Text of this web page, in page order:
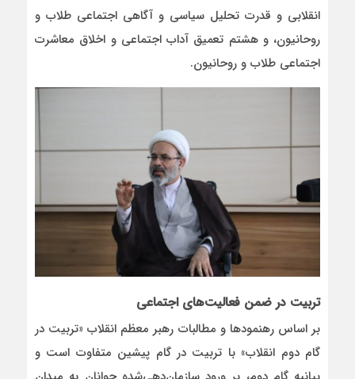
انقلابی و قدرت تحلیل سیاسی و آگاهی‌ اجتماعی طلاب و
روحانیون، و هشتم تعمیق آداب اجتماعی و اخلاق معاشرت
اجتماعی طلاب و روحانیون.
تربیت در ضمن فعالیت‌های اجتماعی
بر اساس رهنمودها و مطالبات رهبر معظم انقلاب «تربیت در
گام دوم انقلاب» با تربیت در گام پیشین متفاوت است و